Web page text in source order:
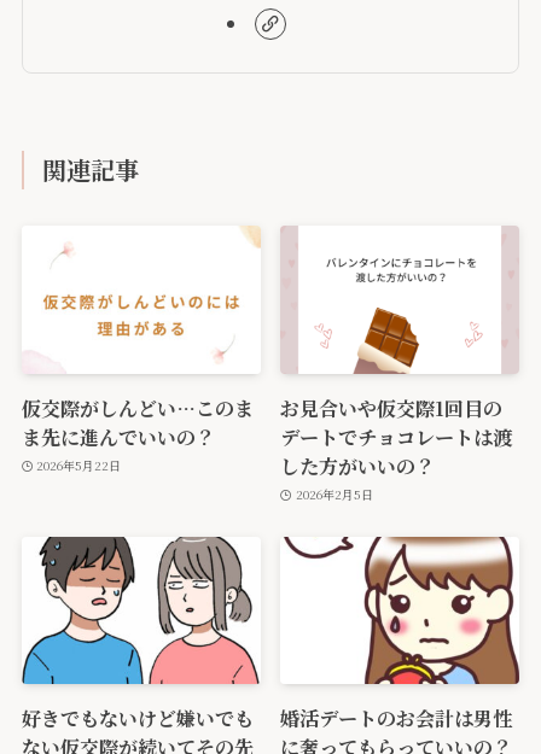
関連記事
仮交際がしんどい…このま
ま先に進んでいいの？
2026年5月22日
お見合いや仮交際1回目の
デートでチョコレートは渡
した方がいいの？
2026年2月5日
好きでもないけど嫌いでも
ない仮交際が続いてその先
婚活デートのお会計は男性
に奢ってもらっていいの？